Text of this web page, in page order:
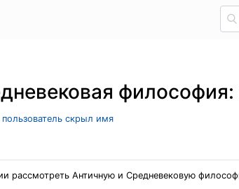
скрыл имя
рассмотреть Античную и Средневековую